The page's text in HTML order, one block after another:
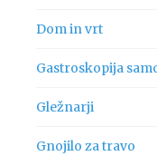
Dom in vrt
Gastroskopija
Gležnarji
Gnojilo za travo